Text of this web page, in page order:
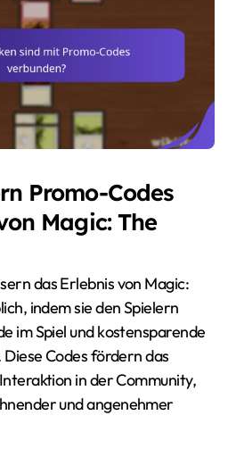
Promo-Codes
Magic: The
das Erlebnis von Magic:
indem sie den Spielern
im Spiel und kostensparende
Codes fördern das
in der Community,
und angenehmer